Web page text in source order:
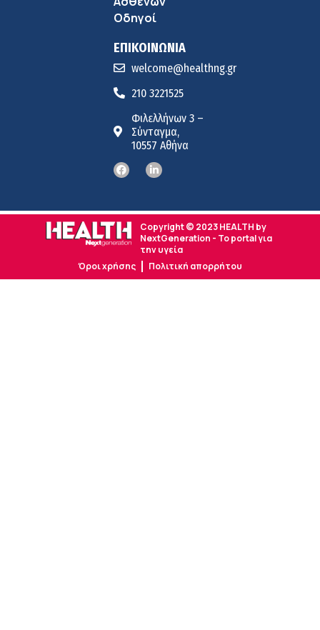
Οδηγοί
ΕΠΙΚΟΙΝΩΝΙΑ
welcome@healthng.gr
210 3221525
Φιλελλήνων 3 –
Σύνταγμα,
10557 Αθήνα
Copyright © 2023 HEALTH by
NextGeneration - Το portal για
την υγεία
Όροι χρήσης
Πολιτική απορρήτου